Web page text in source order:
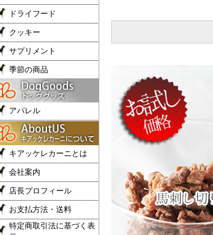
ドライフード
クッキー
サプリメント
季節の商品
アパレル
キアッケレカーニとは
会社案内
店長プロフィール
お支払方法・送料
特定商取引法に基づく表